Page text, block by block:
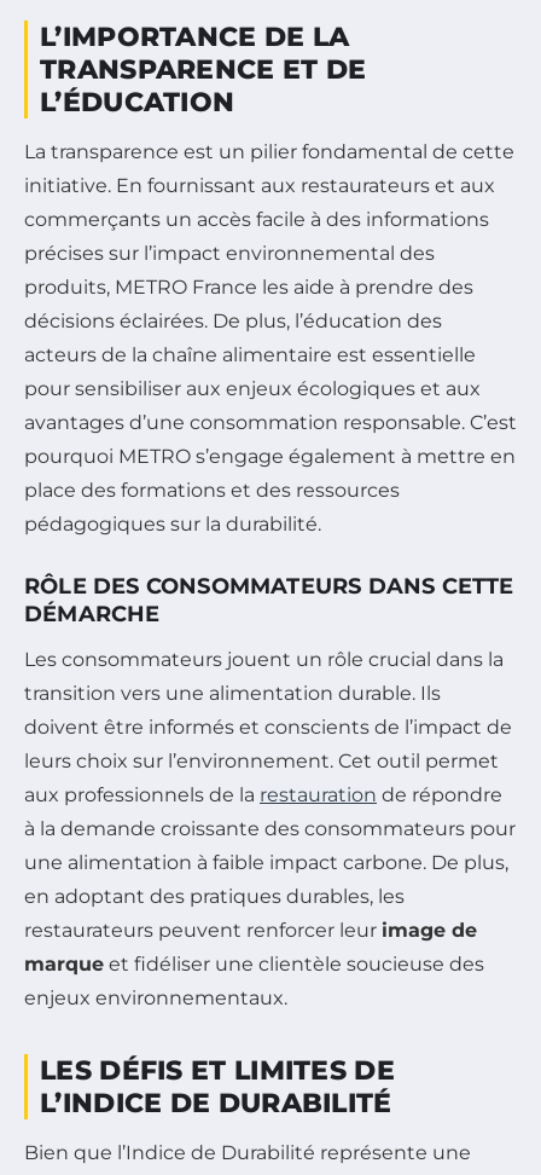
L’IMPORTANCE DE LA
TRANSPARENCE ET DE
L’ÉDUCATION
La transparence est un pilier fondamental de cette
initiative. En fournissant aux restaurateurs et aux
commerçants un accès facile à des informations
précises sur l’impact environnemental des
produits, METRO France les aide à prendre des
décisions éclairées. De plus, l’éducation des
acteurs de la chaîne alimentaire est essentielle
pour sensibiliser aux enjeux écologiques et aux
avantages d’une consommation responsable. C’est
pourquoi METRO s’engage également à mettre en
place des formations et des ressources
pédagogiques sur la durabilité.
RÔLE DES CONSOMMATEURS DANS CETTE
DÉMARCHE
Les consommateurs jouent un rôle crucial dans la
transition vers une alimentation durable. Ils
doivent être informés et conscients de l’impact de
leurs choix sur l’environnement. Cet outil permet
aux professionnels de la restauration de répondre
à la demande croissante des consommateurs pour
une alimentation à faible impact carbone. De plus,
en adoptant des pratiques durables, les
restaurateurs peuvent renforcer leur image de
marque et fidéliser une clientèle soucieuse des
enjeux environnementaux.
LES DÉFIS ET LIMITES DE
L’INDICE DE DURABILITÉ
Bien que l’Indice de Durabilité représente une